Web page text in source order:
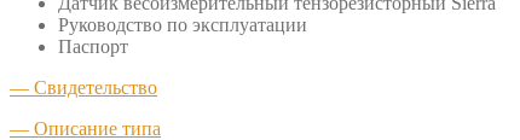
Руководство по эксплуатации
Паспорт
— Свидетельство
— Описание типа